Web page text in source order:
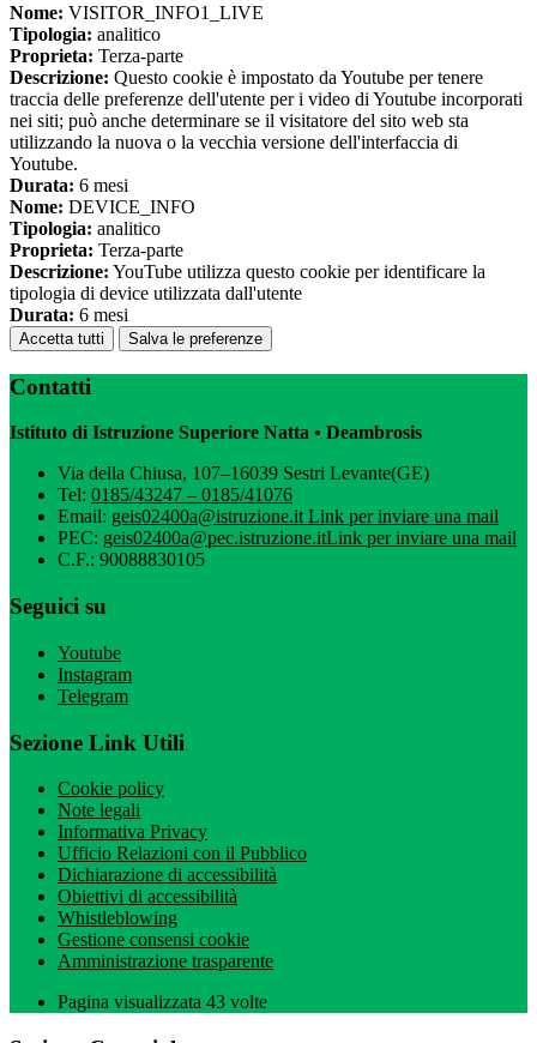
Nome: VISITOR_INFO1_LIVE
Tipologia: analitico
Proprieta: Terza-parte
Descrizione: Questo cookie è impostato da Youtube per tenere
traccia delle preferenze dell'utente per i video di Youtube incorporati
nei siti; può anche determinare se il visitatore del sito web sta
utilizzando la nuova o la vecchia versione dell'interfaccia di
Youtube.
Durata: 6 mesi
Nome: DEVICE_INFO
Tipologia: analitico
Proprieta: Terza-parte
Descrizione: YouTube utilizza questo cookie per identificare la
tipologia di device utilizzata dall'utente
Durata: 6 mesi
Accetta tutti Salva le preferenze
Contatti
Istituto di Istruzione Superiore Natta • Deambrosis
Via della Chiusa, 107–16039 Sestri Levante(GE)
Tel: 0185/43247 – 0185/41076
Email: geis02400a@istruzione.itLink per inviare una mail
PEC: geis02400a@pec.istruzione.itLink per inviare una mail
C.F.: 90088830105
Seguici su
Youtube
Instagram
Telegram
Sezione Link Utili
Cookie policy
Note legali
Informativa Privacy
Ufficio Relazioni con il Pubblico
Dichiarazione di accessibilità
Obiettivi di accessibilità
Whistleblowing
Gestione consensi cookie
Amministrazione trasparente
Pagina visualizzata 43 volte